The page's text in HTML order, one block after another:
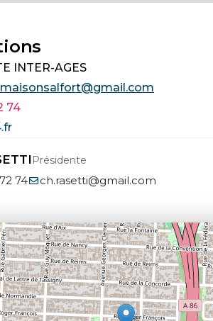
INTER-AGES
74
Présidente
74 ch.rasetti@gmail.com